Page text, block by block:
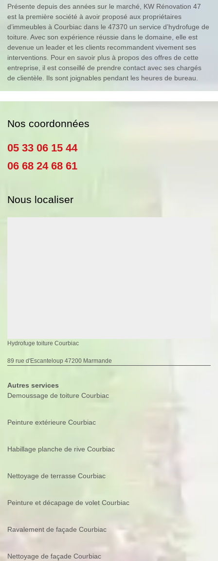
Présente depuis des années sur le marché, KW Rénovation 47
est la première société à avoir proposé aux propriétaires
d’immeubles à Courbiac dans le 47370 un service d’hydrofuge de
toiture. Avec son expérience réussie dans le domaine, elle est
devenue un leader et les clients recommandent vivement ses
interventions. Pour en savoir plus à propos des offres de cette
entreprise, il est conseillé de prendre contact avec ses chargés
de clientèle. Ils sont joignables pendant les heures de bureau.
Nos coordonnées
05 33 06 15 44
06 68 24 68 61
Nous localiser
Hydrofuge toiture Courbiac
89 rue d'Escanteloup 47200 Marmande
Autres services
Demoussage de toiture Courbiac
Peinture extérieure Courbiac
Habillage planche de rive Courbiac
Nettoyage de terrasse Courbiac
Peinture et décapage de volet Courbiac
Ravalement de façade Courbiac
Nettoyage de façade Courbiac